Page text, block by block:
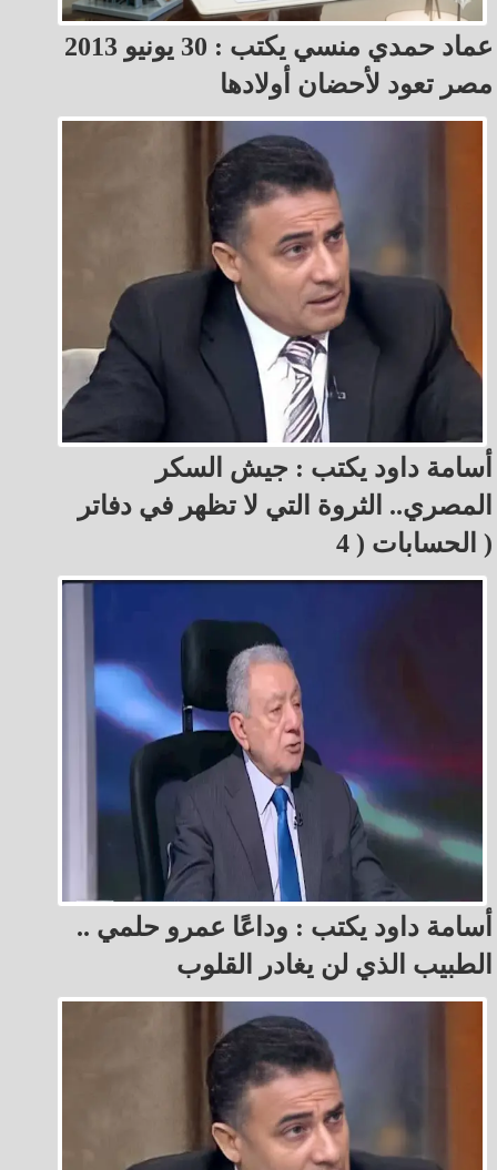
عماد حمدي منسي يكتب : 30 يونيو 2013
مصر تعود لأحضان أولادها
أسامة داود يكتب : جيش السكر
المصري.. الثروة التي لا تظهر في دفاتر
الحسابات ( 4 )
أسامة داود يكتب : وداعًا عمرو حلمي ..
الطبيب الذي لن يغادر القلوب